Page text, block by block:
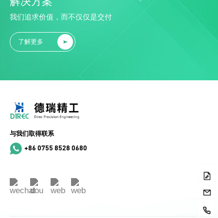
我们追求价值，而不仅仅是交付
了解更多
与我们取得联系
+86 0755 8528 0680